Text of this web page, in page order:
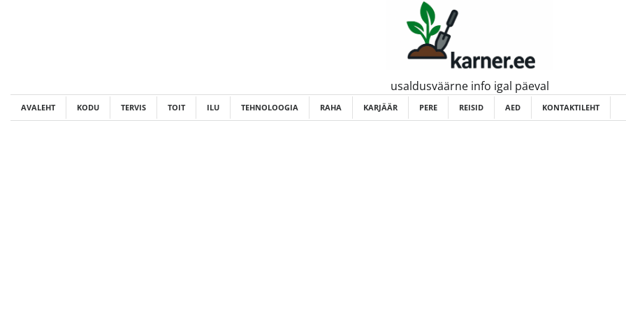
usaldusväärne info igal päeval
AVALEHT KODU TERVIS TOIT ILU TEHNOLOOGIA RAHA KARJÄÄR PERE REISID AED KONTAKTILEHT